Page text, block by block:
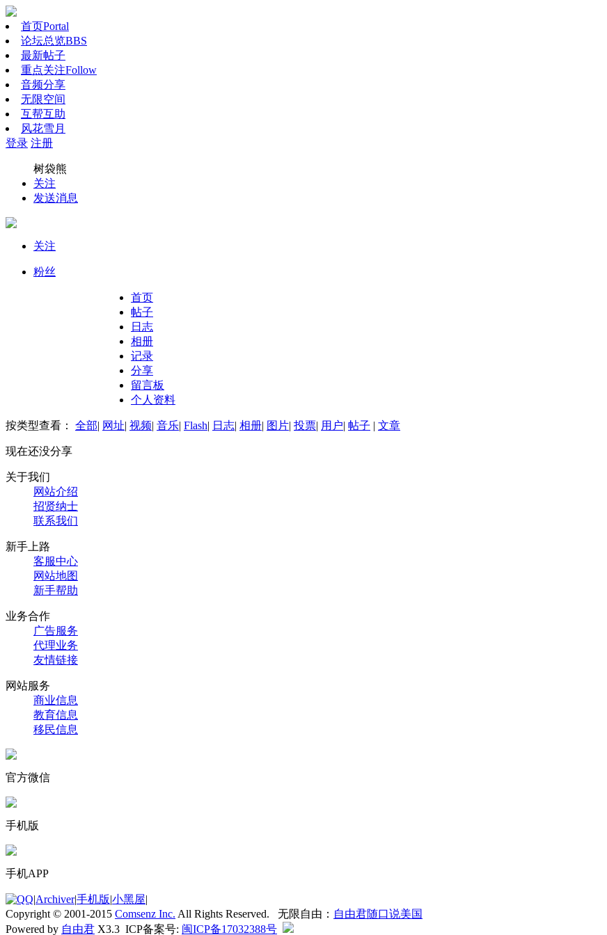
首页Portal
论坛总览BBS
最新帖子
重点关注Follow
音频分享
无限空间
互帮互助
风花雪月
登录 注册
树袋熊
关注
发送消息
关注
粉丝
首页
帖子
日志
相册
记录
分享
留言板
个人资料
按类型查看： 全部| 网址| 视频| 音乐| Flash| 日志| 相册| 图片| 投票| 用户| 帖子 | 文章
现在还没分享
关于我们
网站介绍
招贤纳士
联系我们
新手上路
客服中心
网站地图
新手帮助
业务合作
广告服务
代理业务
友情链接
网站服务
商业信息
教育信息
移民信息
官方微信
手机版
手机APP
|Archiver|手机版|小黑屋|
Copyright © 2001-2015 Comsenz Inc. All Rights Reserved. 无限自由： 自由君随口说美国
Powered by 自由君 X3.3 ICP备案号: 闽ICP备17032388号